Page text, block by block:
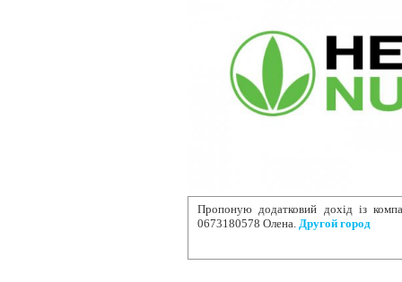
Пропоную додатковий дохід із
0673180578 Олена. Другой город